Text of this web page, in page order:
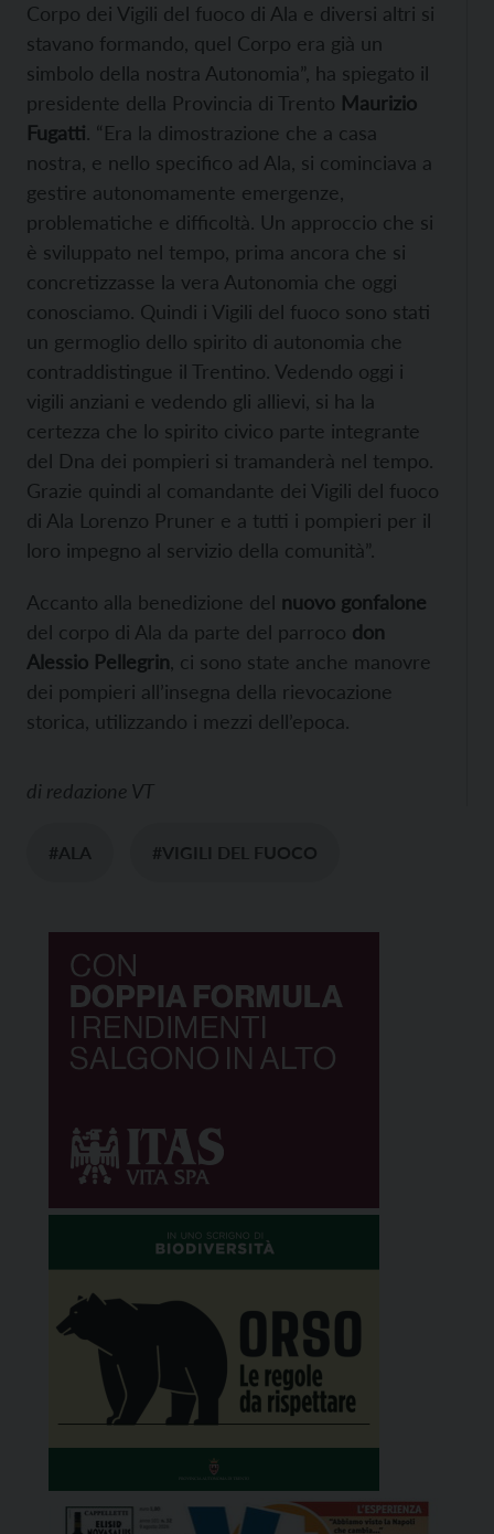
Corpo dei Vigili del fuoco di Ala e diversi altri si
stavano formando, quel Corpo era già un
simbolo della nostra Autonomia”, ha spiegato il
presidente della Provincia di Trento Maurizio
Fugatti. “Era la dimostrazione che a casa
nostra, e nello specifico ad Ala, si cominciava a
gestire autonomamente emergenze,
problematiche e difficoltà. Un approccio che si
è sviluppato nel tempo, prima ancora che si
concretizzasse la vera Autonomia che oggi
conosciamo. Quindi i Vigili del fuoco sono stati
un germoglio dello spirito di autonomia che
contraddistingue il Trentino. Vedendo oggi i
vigili anziani e vedendo gli allievi, si ha la
certezza che lo spirito civico parte integrante
del Dna dei pompieri si tramanderà nel tempo.
Grazie quindi al comandante dei Vigili del fuoco
di Ala Lorenzo Pruner e a tutti i pompieri per il
loro impegno al servizio della comunità”.
Accanto alla benedizione del nuovo gonfalone
del corpo di Ala da parte del parroco don
Alessio Pellegrin , ci sono state anche manovre
dei pompieri all’insegna della rievocazione
storica, utilizzando i mezzi dell’epoca.
di redazione VT
#ALA #VIGILI DEL FUOCO